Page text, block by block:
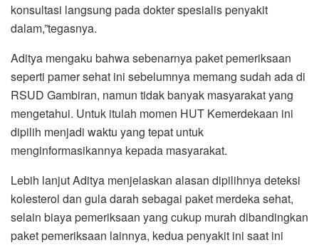
konsultasi langsung pada dokter spesialis penyakit
dalam,”tegasnya.
Aditya mengaku bahwa sebenarnya paket pemeriksaan
seperti pamer sehat ini sebelumnya memang sudah ada di
RSUD Gambiran, namun tidak banyak masyarakat yang
mengetahui. Untuk itulah momen HUT Kemerdekaan ini
dipilih menjadi waktu yang tepat untuk
menginformasikannya kepada masyarakat.
Lebih lanjut Aditya menjelaskan alasan dipilihnya deteksi
kolesterol dan gula darah sebagai paket merdeka sehat,
selain biaya pemeriksaan yang cukup murah dibandingkan
paket pemeriksaan lainnya, kedua penyakit ini saat ini